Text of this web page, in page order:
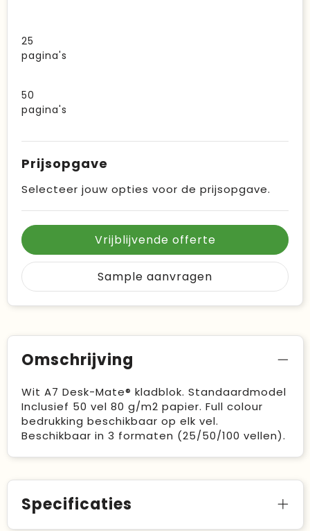
25
pagina's
50
pagina's
Prijsopgave
Selecteer jouw opties voor de prijsopgave.
Vrijblijvende offerte
Sample aanvragen
Omschrijving
Wit A7 Desk-Mate® kladblok. Standaardmodel
Inclusief 50 vel 80 g/m2 papier. Full colour
bedrukking beschikbaar op elk vel.
Beschikbaar in 3 formaten (25/50/100 vellen).
Specificaties